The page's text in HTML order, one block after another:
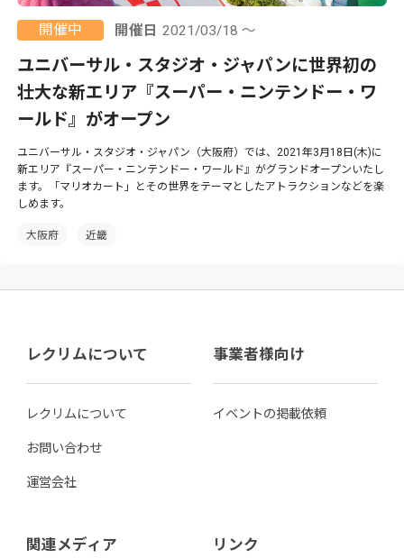
開催中 開催日 2021/03/18 ～
ユニバーサル・スタジオ・ジャパンに世界初の
壮大な新エリア『スーパー・ニンテンドー・ワ
ールド』がオープン
ユニバーサル・スタジオ・ジャパン（大阪府）では、2021年3月18日(木)に
新エリア『スーパー・ニンテンドー・ワールド』がグランドオープンいたし
ます。「マリオカート」とその世界をテーマとしたアトラクションなどを楽
しめます。
大阪府 近畿
レクリムについて
レクリムについて
お問い合わせ
運営会社
事業者様向け
イベントの掲載依頼
関連メディア リンク